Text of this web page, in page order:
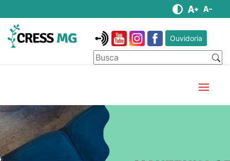
Ouvidoria